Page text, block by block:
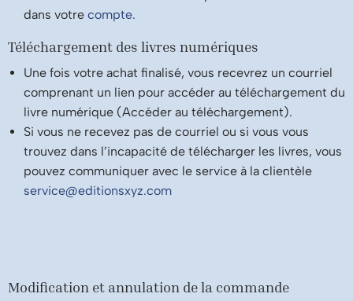
dans votre compte.
Téléchargement des livres numériques
Une fois votre achat finalisé, vous recevrez un courriel
comprenant un lien pour accéder au téléchargement du
livre numérique (Accéder au téléchargement).
Si vous ne recevez pas de courriel ou si vous vous
trouvez dans l’incapacité de télécharger les livres, vous
pouvez communiquer avec le service à la clientèle
service@editionsxyz.com
Modification et annulation de la commande